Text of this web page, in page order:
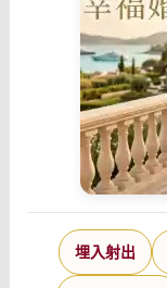
埋入射出